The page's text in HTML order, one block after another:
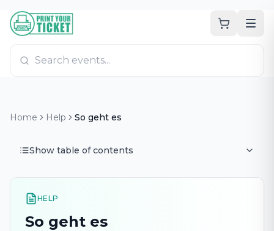
Zum Hauptinhalt
PrintYourTicket
Home Help So geht es
Show table of contents
HELP
So geht es